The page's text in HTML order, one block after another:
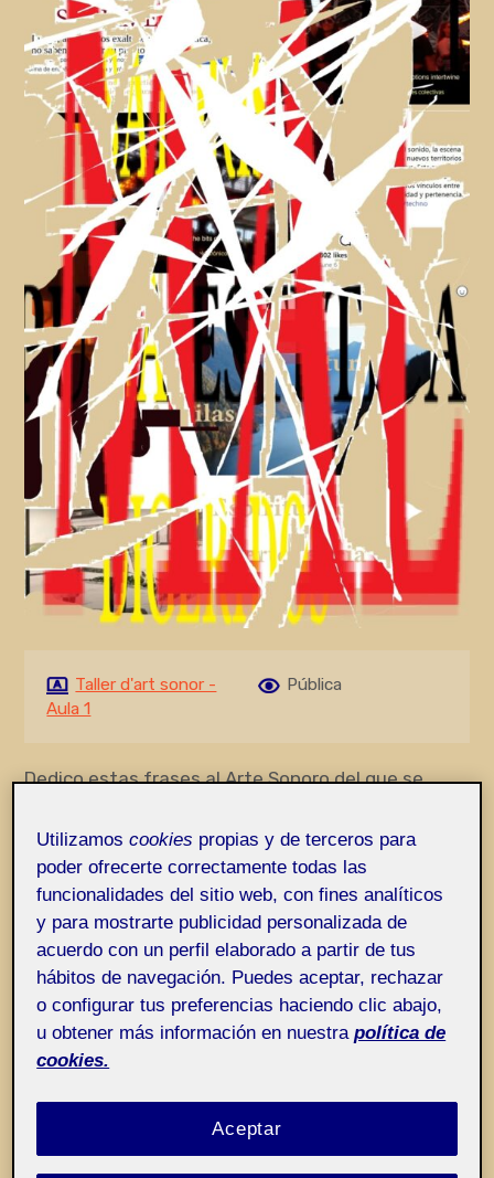
Taller d'art sonor -
Aula 1
Pública
Dedico estas frases al Arte Sonoro del que se
fuerzas no me dan para más y proclamo que el
arte sonoro no son Polvos de Colores ni es dar
Saltos en medio de la Exaltación Colectiva. No es
compartir el Sentimiento Supremo de mirar Los
Alpes desde un refugio situado aún más arriba
que Los Alpes con un Perro Pastor Alemán
lamiéndote las heridas. No es la Armonía como
relax ni ponerte a tono con el Universo gracias a
Ecos y Toques. No es Mesarte los Cabellos
Sistema Autónomo tiene Conciencia. (No la tiene,
Utilizamoscookies propias y de terceros para
poder ofrecerte correctamente todas las
funcionalidades del sitio web, con fines analíticos
y para mostrarte publicidad personalizada de
acuerdo con un perfil elaborado a partir de tus
hábitos de navegación. Puedes aceptar, rechazar
o configurar tus preferencias haciendo clic abajo,
u obtener más información en nuestra política de
cookies.
Aceptar